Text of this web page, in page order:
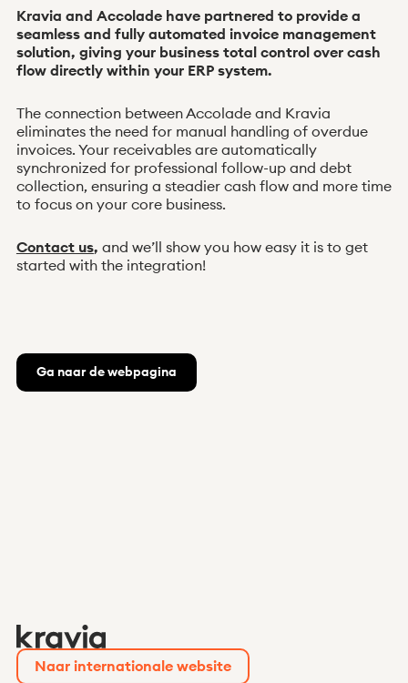
NieuwsIntegratiesOver onsHulp
VRAAG EN ANTWOORD
Klant wordenInloggen
Kravia and Accolade have partnered to provide a
seamless and fully automated invoice management
solution, giving your business total control over cash
flow directly within your ERP system.
The connection between Accolade and Kravia
eliminates the need for manual handling of overdue
invoices. Your receivables are automatically
synchronized for professional follow-up and debt
collection, ensuring a steadier cash flow and more time
to focus on your core business.
Contact us, and we’ll show you how easy it is to get
started with the integration!
Ga naar de webpagina
Naar internationale website